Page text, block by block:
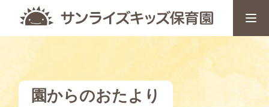
園からのおたより